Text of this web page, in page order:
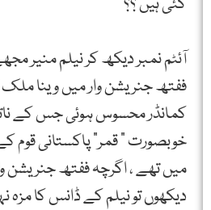
آئٹم نمبر دیکھ کر نیلم منیر
ففتھ جنریشن وار میں وینا
کمانڈر محسوس ہوئی جس کے
خوبصورت ” قمر” پاکستانی
میں تھے ، اگرچہ ففتھ جنریشن
دیکھوں تو نیلم کے ڈانس کا مزہ